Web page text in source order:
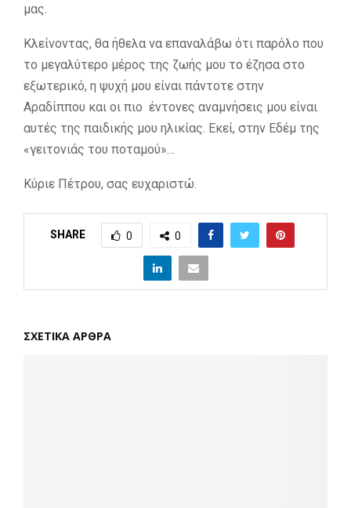
μας.
Κλείνοντας, θα ήθελα να επαναλάβω ότι παρόλο που
το μεγαλύτερο μέρος της ζωής μου το έζησα στο
εξωτερικό, η ψυχή μου είναι πάντοτε στην
Αραδίππου και οι πιο έντονες αναμνήσεις μου είναι
αυτές της παιδικής μου ηλικίας. Εκεί, στην Εδέμ της
«γειτονιάς του ποταμού»…
Κύριε Πέτρου, σας ευχαριστώ.
SHARE 0 0
ΣΧΕΤΙΚΑ ΑΡΘΡΑ